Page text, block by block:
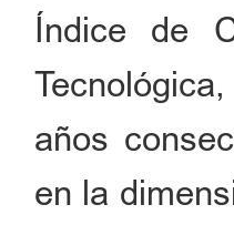
Índice de
años
en la